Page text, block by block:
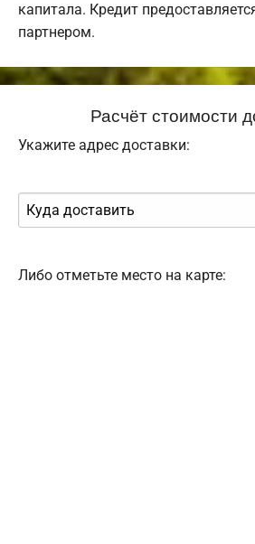
капитала. Кредит
партнером.
Расчёт стоимости
Укажите адрес доставки:
Либо отметьте место на карте: